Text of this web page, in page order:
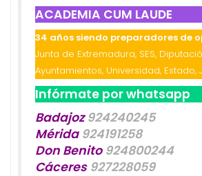
ACADEMIA CUM LAUDE
34 años siendo preparadores de
Junta de Extremadura, SES,
Ayuntamientos, Universidad, Estado,
Infórmate por whatsapp
Badajoz924240245
Mérida 924191258
Don Benito 924800244
Cáceres 927228059